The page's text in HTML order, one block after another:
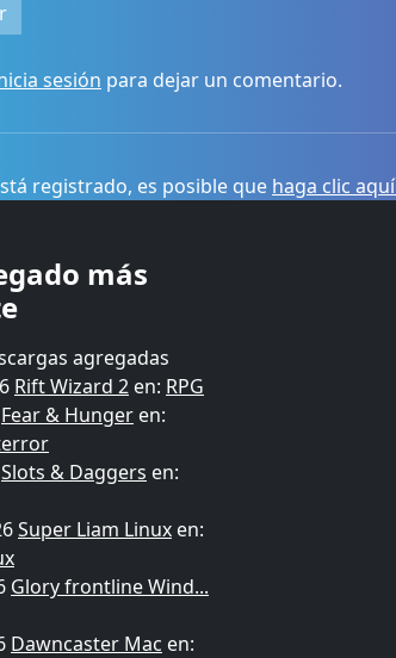
sesión para dejar un comentario.
registrado, es posible que haga clic
más
agregadas
Rift Wizard 2 en: RPG
Fear & Hunger en:
Slots & Daggers en:
Super Liam Linux en:
Glory frontline Wind...
Dawncaster Mac en: